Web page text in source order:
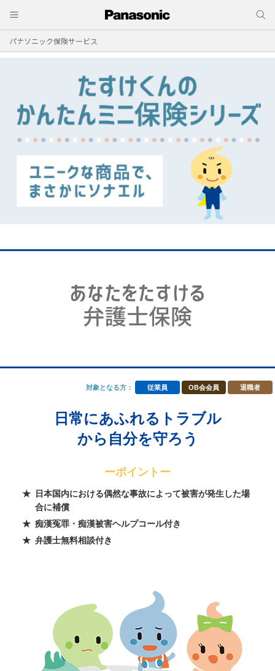
パナソニック保険サービス
対象となる方： 従業員 OB会会員 退職者
日常にあふれるトラブル
から自分を守ろう
ーポイントー
日本国内における偶然な事故によって被害が発生した場
合に補償
痴漢冤罪・痴漢被害ヘルプコール付き
弁護士無料相談付き